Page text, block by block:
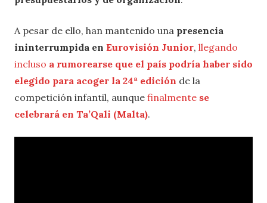
A pesar de ello, han mantenido una presencia
ininterrumpida en Eurovisión Junior, llegando
incluso a rumorearse que el país podría haber sido
elegido para acoger la 24ª edición de la
competición infantil, aunque finalmente se
celebrará en Ta’Qali (Malta).